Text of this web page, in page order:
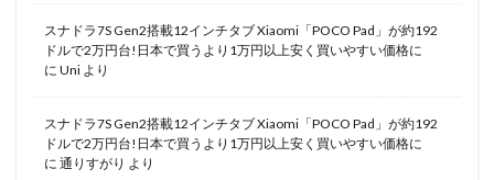
スナドラ7S Gen2搭載12インチタブ Xiaomi「POCO Pad」が約192
ドルで2万円台!日本で買うより1万円以上安く買いやすい価格に
に Uni より
スナドラ7S Gen2搭載12インチタブ Xiaomi「POCO Pad」が約192
ドルで2万円台!日本で買うより1万円以上安く買いやすい価格に
に 通りすがり より